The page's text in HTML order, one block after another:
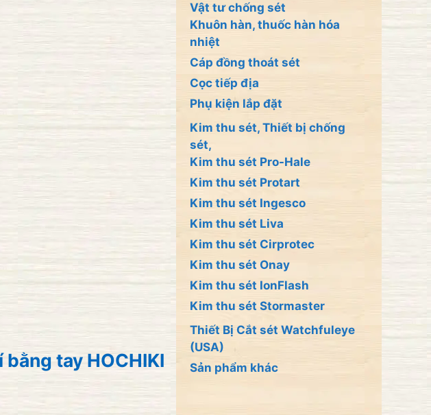
tay HOCHIKI
Vật tư chống sét
Khuôn hàn, thuốc hàn hóa
nhiệt
Cáp đồng thoát sét
Cọc tiếp địa
Phụ kiện lắp đặt
Kim thu sét, Thiết bị chống
sét,
Kim thu sét Pro-Hale
Kim thu sét Protart
Kim thu sét Ingesco
Kim thu sét Liva
Kim thu sét Cirprotec
Kim thu sét Onay
Kim thu sét IonFlash
Kim thu sét Stormaster
Thiết Bị Cắt sét Watchfuleye
(USA)
Sản phẩm khác